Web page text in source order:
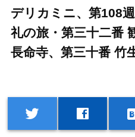
デリカミニ、第108
礼の旅・第三十二番
長命寺、第三十番 竹
twitter facebook